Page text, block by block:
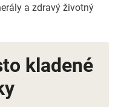
a zdravý životný
kladené